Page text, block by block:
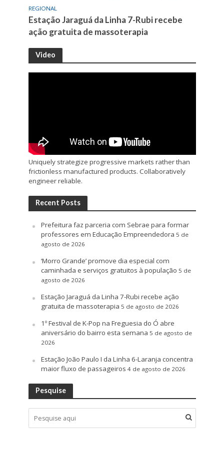
REGIONAL
Estação Jaraguá da Linha 7-Rubi recebe
ação gratuita de massoterapia
Video
Uniquely strategize progressive markets rather than
frictionless manufactured products. Collaboratively
engineer reliable.
Recent Posts
Prefeitura faz parceria com Sebrae para formar
professores em Educação Empreendedora 5 de
agosto de 2026
‘Morro Grande’ promove dia especial com
caminhada e serviços gratuitos à população 5 de
agosto de 2026
Estação Jaraguá da Linha 7-Rubi recebe ação
gratuita de massoterapia 5 de agosto de 2026
1º Festival de K-Pop na Freguesia do Ó abre
aniversário do bairro esta semana 5 de agosto de
2026
Estação João Paulo I da Linha 6-Laranja concentra
maior fluxo de passageiros 4 de agosto de 2026
Pesquise